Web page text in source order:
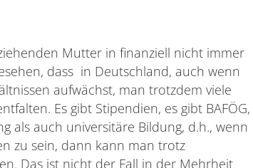
Mutter in finanziell nicht immer
dass in Deutschland, auch wenn
aufwächst, man trotzdem viele
Es gibt Stipendien, es gibt BAFÖG,
als auch universitäre Bildung, d.h., wenn
zu sein, dann kann man trotz
Das ist nicht der Fall in der Mehrheit